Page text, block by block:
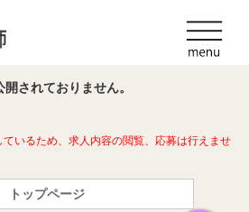
されておりません。
いるため、求人内容の閲覧、応募は行えませ
トップページ